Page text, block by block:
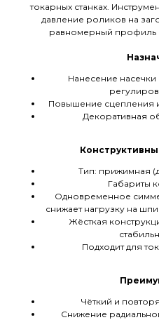
токарных станках.
давление роликов на
равномерный профиль
Нанесение насечки
Повышение сцепления
Декоративная
Тип: прижимная
Габариты
Одновременное
снижает нагрузку на
Жёсткая
Подходит для
Чёткий и
Снижение